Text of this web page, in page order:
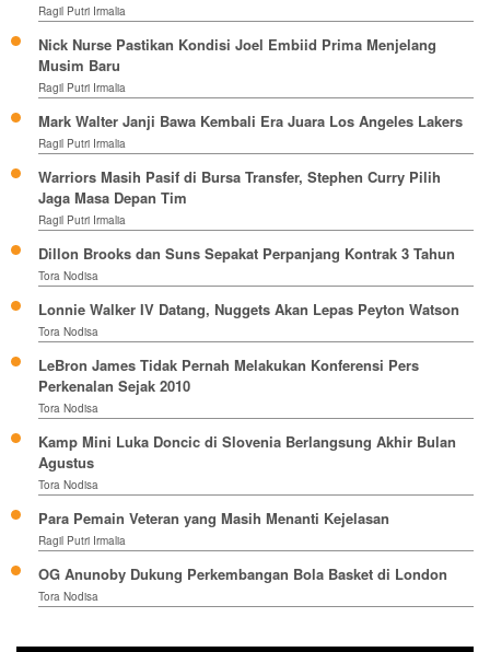
Ragil Putri Irmalia
Nick Nurse Pastikan Kondisi Joel Embiid Prima Menjelang
Musim Baru
Ragil Putri Irmalia
Mark Walter Janji Bawa Kembali Era Juara Los Angeles Lakers
Ragil Putri Irmalia
Warriors Masih Pasif di Bursa Transfer, Stephen Curry Pilih
Jaga Masa Depan Tim
Ragil Putri Irmalia
Dillon Brooks dan Suns Sepakat Perpanjang Kontrak 3 Tahun
Tora Nodisa
Lonnie Walker IV Datang, Nuggets Akan Lepas Peyton Watson
Tora Nodisa
LeBron James Tidak Pernah Melakukan Konferensi Pers
Perkenalan Sejak 2010
Tora Nodisa
Kamp Mini Luka Doncic di Slovenia Berlangsung Akhir Bulan
Agustus
Tora Nodisa
Para Pemain Veteran yang Masih Menanti Kejelasan
Ragil Putri Irmalia
OG Anunoby Dukung Perkembangan Bola Basket di London
Tora Nodisa